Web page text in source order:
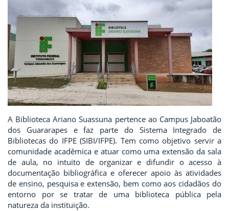
A Biblioteca Ariano Suassuna pertence ao Campus Jaboatão
dos Guararapes e faz parte do Sistema Integrado de
Bibliotecas do IFPE (SIBI/IFPE). Tem como objetivo servir a
comunidade acadêmica e atuar como uma extensão da sala
de aula, no intuito de organizar e difundir o acesso à
documentação bibliográfica e oferecer apoio às atividades
de ensino, pesquisa e extensão, bem como aos cidadãos do
entorno por se tratar de uma biblioteca pública pela
natureza da instituição.